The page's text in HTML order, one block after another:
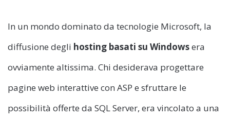
In un mondo dominato da tecnologie Microsoft, la
diffusione degli hosting basati su Windowsera
ovviamente altissima. Chi desiderava progettare
pagine web interattive con ASP e sfruttare le
possibilità offerte da SQL Server, era vincolato a una